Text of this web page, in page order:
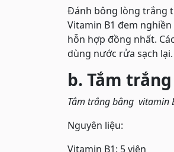
Đánh bông lòng trắng
Vitamin B1 đem
hỗn hợp đồng nhất.
dùng nước rửa sạch
b. Tắm
Tắm trắng bằng vitamin
Nguyên liệu:
Vitamin B1: 5 viên